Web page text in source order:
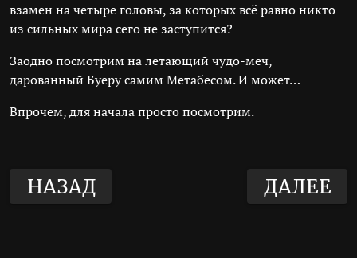
взамен на четыре головы, за которых всё равно никто
из сильных мира сего не заступится?
Заодно посмотрим на летающий чудо-меч,
дарованный Буеру самим Метабесом. И может…
Впрочем, для начала просто посмотрим.
НАЗАД ДАЛЕЕ